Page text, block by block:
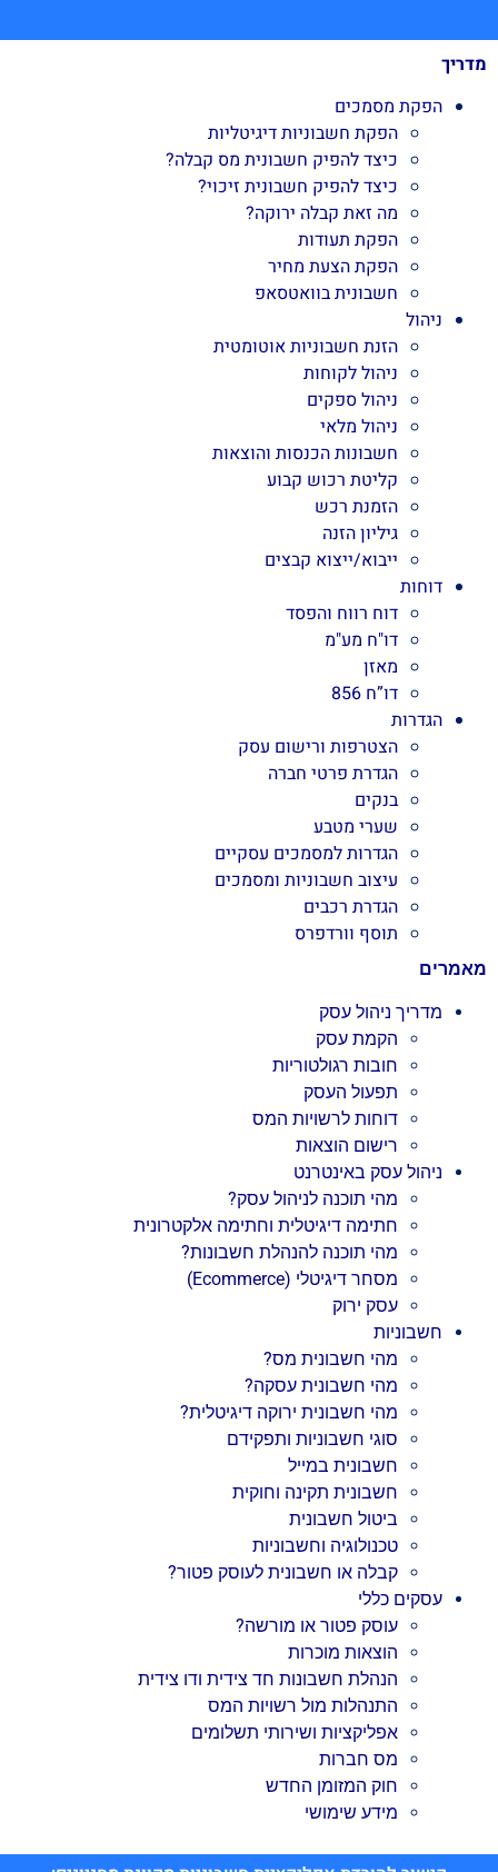
מדריך
הפקת מסמכים
הפקת חשבוניות דיגיטליות
כיצד להפיק חשבונית מס קבלה?
כיצד להפיק חשבונית זיכוי?
מה זאת קבלה ירוקה?
הפקת תעודות
הפקת הצעת מחיר
חשבונית בוואטסאפ
ניהול
הזנת חשבוניות אוטומטית
ניהול לקוחות
ניהול ספקים
ניהול מלאי
חשבונות הכנסות והוצאות
קליטת רכוש קבוע
הזמנת רכש
גיליון הזנה
ייבוא/ייצוא קבצים
דוחות
דוח רווח והפסד
דו"ח מע"מ
מאזן
דו”ח 856
הגדרות
הצטרפות ורישום עסק
הגדרת פרטי חברה
בנקים
שערי מטבע
הגדרות למסמכים עסקיים
עיצוב חשבוניות ומסמכים
הגדרת רכבים
תוסף וורדפרס
מאמרים
מדריך ניהול עסק
הקמת עסק
חובות רגולטוריות
תפעול העסק
דוחות לרשויות המס
רישום הוצאות
ניהול עסק באינטרנט
מהי תוכנה לניהול עסק?
חתימה דיגיטלית וחתימה אלקטרונית
מהי תוכנה להנהלת חשבונות?
מסחר דיגיטלי (Ecommerce)
עסק ירוק
חשבוניות
מהי חשבונית מס?
מהי חשבונית עסקה?
מהי חשבונית ירוקה דיגיטלית?
סוגי חשבוניות ותפקידם
חשבונית במייל
חשבונית תקינה וחוקית
ביטול חשבונית
טכנולוגיה וחשבוניות
קבלה או חשבונית לעוסק פטור?
עסקים כללי
עוסק פטור או מורשה?
הוצאות מוכרות
הנהלת חשבונות חד צידית ודו צידית
התנהלות מול רשויות המס
אפליקציות ושירותי תשלומים
מס חברות
חוק המזומן החדש
מידע שימושי